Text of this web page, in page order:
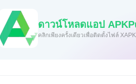
ดาวน์โหลดแอป
คลิกเพียงครั้งเดียวเพื่อติดตั้งไฟล์